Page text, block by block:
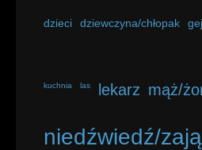
dzieci dziewczyna/chłopak gej
kuchnia las lekarz mąż/
niedźwiedź/